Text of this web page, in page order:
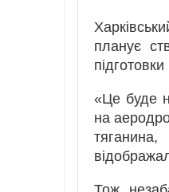
планує
підготовки
«Це буде
на